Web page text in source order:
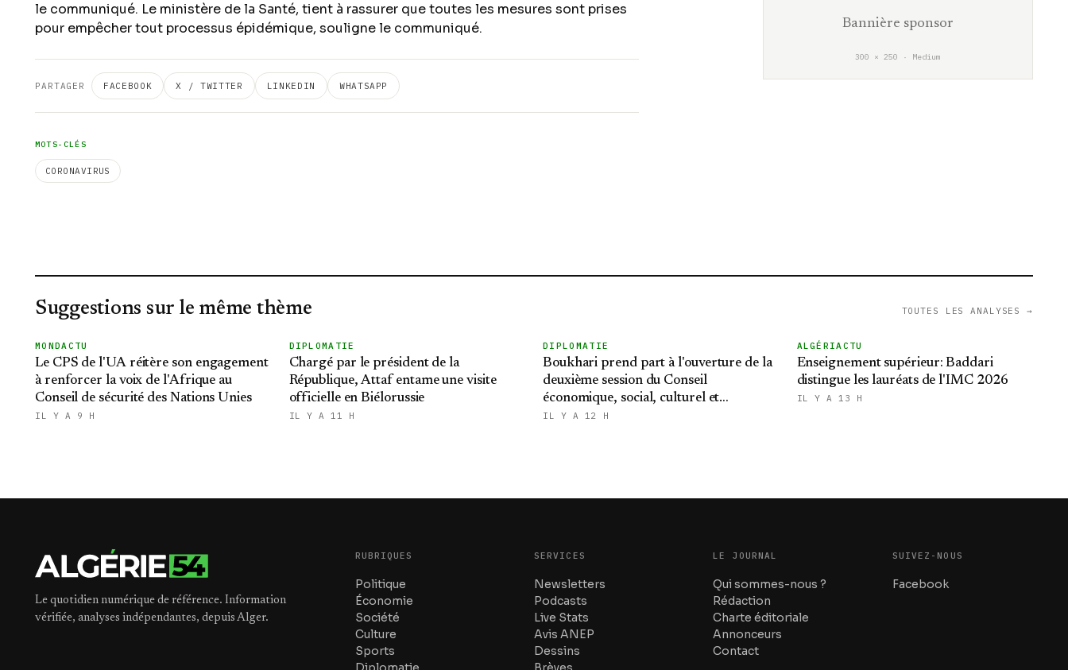
le communiqué. Le ministère de la Santé, tient à rassurer que toutes les mesures sont prises
pour empêcher tout processus épidémique, souligne le communiqué.
PARTAGER FACEBOOK X / TWITTER LINKEDIN WHATSAPP
MOTS-CLÉS
CORONAVIRUS
Bannière sponsor
300 × 250 · Medium
Suggestions sur le même thème TOUTES LES ANALYSES →
MONDACTU
Le CPS de l'UA réitère son engagement
à renforcer la voix de l'Afrique au
Conseil de sécurité des Nations Unies
IL Y A 9 H
DIPLOMATIE
Chargé par le président de la
République, Attaf entame une visite
officielle en Biélorussie
IL Y A 11 H
DIPLOMATIE
Boukhari prend part à l'ouverture de la
deuxième session du Conseil
économique, social, culturel et
environnemental tchadien
IL Y A 12 H
ALGÉRIACTU
Enseignement supérieur: Baddari
distingue les lauréats de l'IMC 2026
IL Y A 13 H
Le quotidien numérique de référence. Information
vérifiée, analyses indépendantes, depuis Alger.
RUBRIQUES
Politique
Économie
Société
Culture
Sports
SERVICES
Newsletters
Podcasts
Live Stats
Avis ANEP
Dessins
LE JOURNAL
Qui sommes-nous ?
Rédaction
Charte éditoriale
Annonceurs
Contact
SUIVEZ-NOUS
Facebook